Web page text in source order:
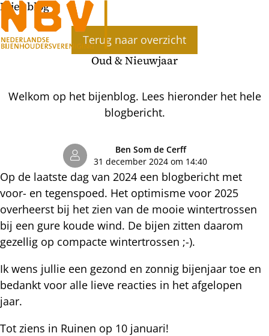
Bijenblog
Terug naar overzicht
Oud & Nieuwjaar
Welkom op het bijenblog. Lees hieronder het hele
blogbericht.
Ben Som de Cerff
31 december 2024 om 14:40
Op de laatste dag van 2024 een blogbericht met
voor- en tegenspoed. Het optimisme voor 2025
overheerst bij het zien van de mooie wintertrossen
bij een gure koude wind. De bijen zitten daarom
gezellig op compacte wintertrossen ;-).
Ik wens jullie een gezond en zonnig bijenjaar toe en
bedankt voor alle lieve reacties in het afgelopen
jaar.
Tot ziens in Ruinen op 10 januari!